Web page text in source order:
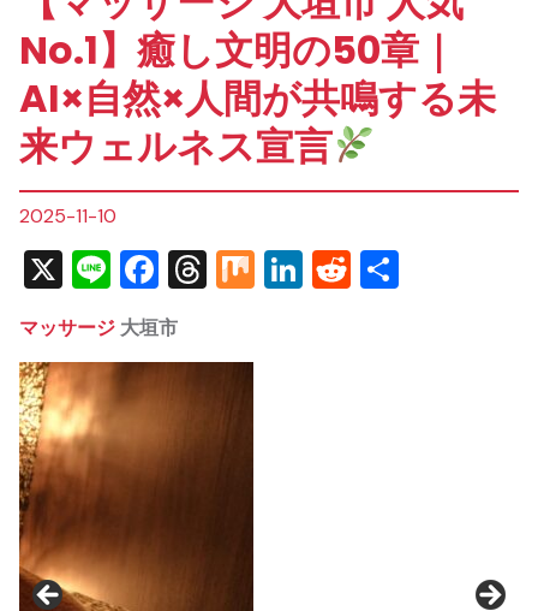
No.1】癒し文明の50章｜
AI×自然×人間が共鳴する未
来ウェルネス宣言
2025-11-10
X LineFacebook
Threads
MixLinkedIn
Reddit
マッサージ 大垣市